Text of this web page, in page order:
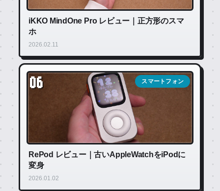
iKKO MindOne Pro レビュー｜正方形のスマ
ホ
2026.02.11
06 スマートフォン
RePod レビュー｜古いAppleWatchをiPodに
変身
2026.01.02